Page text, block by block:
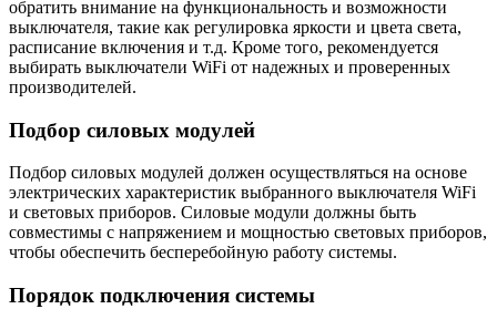
обратить внимание на функциональность и возможности
выключателя, такие как регулировка яркости и цвета света,
расписание включения и т.д. Кроме того, рекомендуется
выбирать выключатели WiFi от надежных и проверенных
производителей.
Подбор силовых модулей
Подбор силовых модулей должен осуществляться на основе
электрических характеристик выбранного выключателя WiFi
и световых приборов. Силовые модули должны быть
совместимы с напряжением и мощностью световых приборов,
чтобы обеспечить бесперебойную работу системы.
Порядок подключения системы